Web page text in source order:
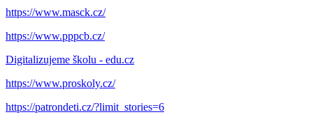
https://www.masck.cz/
https://www.pppcb.cz/
Digitalizujeme školu - edu.cz
https://www.proskoly.cz/
https://patrondeti.cz/?limit_stories=6